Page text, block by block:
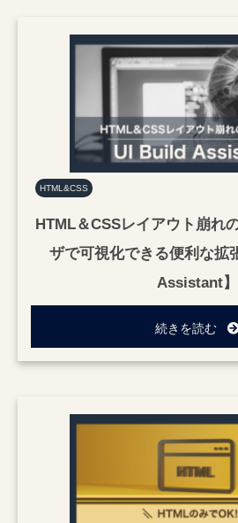
HTML&CSS
HTML＆CSSレイアウト崩れ
ザで可視化できる便利な拡
Assistant】
続きを読む